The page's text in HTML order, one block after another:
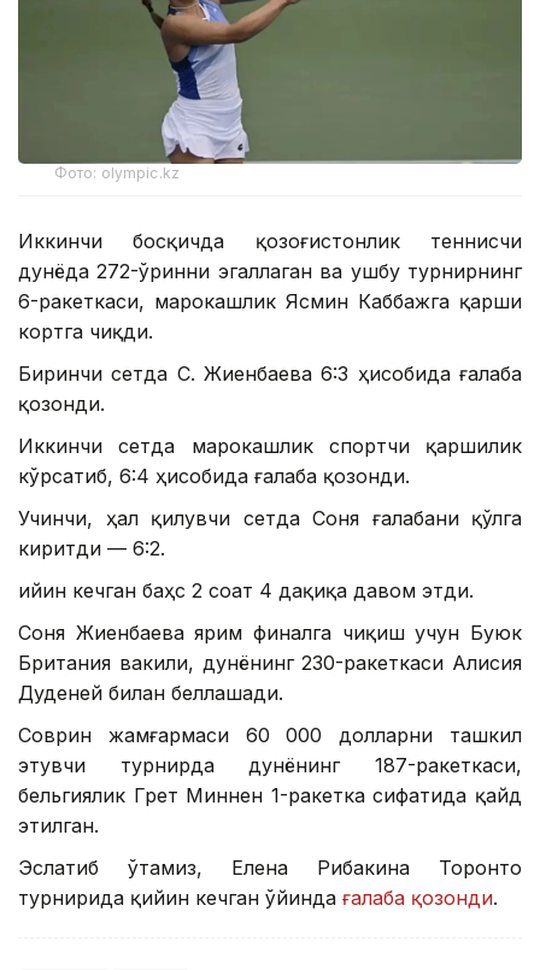
Фото: olympic.kz
Иккинчи босқичда қозоғистонлик теннисчи
дунёда 272-ўринни эгаллаган ва ушбу турнирнинг
6-ракеткаси, марокашлик Ясмин Каббажга қарши
кортга чиқди.
Биринчи сетда С. Жиенбаева 6:3 ҳисобида ғалаба
қозонди.
Иккинчи сетда марокашлик спортчи қаршилик
кўрсатиб, 6:4 ҳисобида ғалаба қозонди.
Учинчи, ҳал қилувчи сетда Соня ғалабани қўлга
киритди — 6:2.
Қийин кечган баҳс 2 соат 4 дақиқа давом этди.
Соня Жиенбаева ярим финалга чиқиш учун Буюк
Британия вакили, дунёнинг 230-ракеткаси Алисия
Дуденей билан беллашади.
Соврин жамғармаси 60 000 долларни ташкил
этувчи турнирда дунёнинг 187-ракеткаси,
бельгиялик Грет Миннен 1-ракетка сифатида қайд
этилган.
Эслатиб ўтамиз, Елена Рибакина Торонто
турнирида қийин кечган ўйинда ғалаба қозонди.